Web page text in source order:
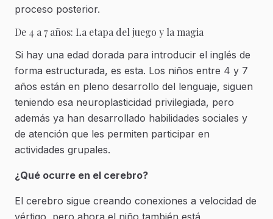
proceso posterior.
De 4 a 7 años: La etapa del juego y la magia
Si hay una edad dorada para introducir el inglés de
forma estructurada, es esta. Los niños entre 4 y 7
años están en pleno desarrollo del lenguaje, siguen
teniendo esa neuroplasticidad privilegiada, pero
además ya han desarrollado habilidades sociales y
de atención que les permiten participar en
actividades grupales.
¿Qué ocurre en el cerebro?
El cerebro sigue creando conexiones a velocidad de
vértigo, pero ahora el niño también está